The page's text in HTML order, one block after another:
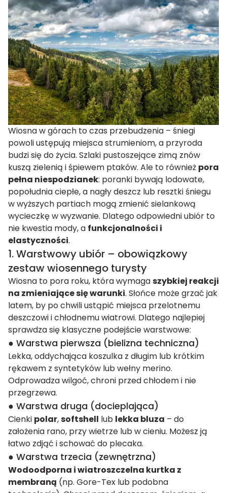
Wiosna w górach to czas przebudzenia – śniegi
powoli ustępują miejsca strumieniom, a przyroda
budzi się do życia. Szlaki pustoszejące zimą znów
kuszą zielenią i śpiewem ptaków. Ale to również pora
pełna niespodzianek: poranki bywają lodowate,
popołudnia ciepłe, a nagły deszcz lub resztki śniegu
w wyższych partiach mogą zmienić sielankową
wycieczkę w wyzwanie. Dlatego odpowiedni ubiór to
nie kwestia mody, a funkcjonalności i
elastyczności.
1. Warstwowy ubiór – obowiązkowy
zestaw wiosennego turysty
Wiosna to pora roku, która wymagaszybkiej reakcji
na zmieniające się warunki. Słońce może grzać jak
latem, by po chwili ustąpić miejsca przelotnemu
deszczowi i chłodnemu wiatrowi. Dlatego najlepiej
sprawdza się klasyczne podejście warstwowe:
● Warstwa pierwsza (bielizna techniczna)
Lekka, oddychająca koszulka z długim lub krótkim
rękawem z syntetyków lub wełny merino.
Odprowadza wilgoć, chroni przed chłodem i nie
przegrzewa.
● Warstwa druga (docieplająca)
Cienki polar,softshell lub lekka bluza – do
założenia rano, przy wietrze lub w cieniu. Możesz ją
łatwo zdjąć i schować do plecaka.
● Warstwa trzecia (zewnętrzna)
Wodoodporna i wiatroszczelna kurtka z
membraną (np. Gore-Tex lub podobna